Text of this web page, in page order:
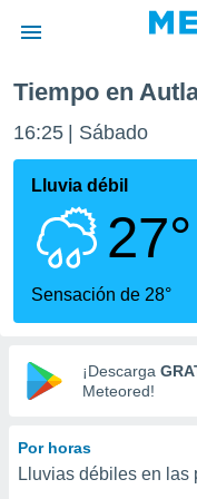
de
ha
para
que se
calidad.
a este
las
y
digital
basada
Tiempo en
16:25 Sábado
Lluvia débil
27°
Sensación de 28°
¡Descarga
Meteored!
Por horas
Lluvias débiles en las